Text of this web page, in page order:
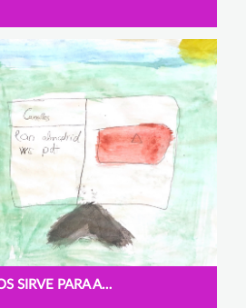
LA TECNOLOGÍA NOS SIRVE PARA AYUDAR